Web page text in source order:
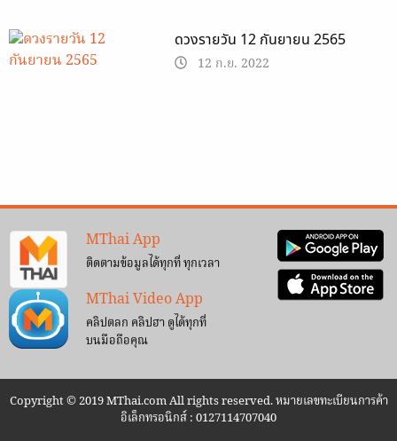
ดวงรายวัน 12 กันยายน 2565
12 ก.ย. 2022
MThai App
ติดตามข้อมูลได้ทุกที่ ทุกเวลา
MThai Video App
คลิปตลก คลิปฮา ดูได้ทุกที่
บนมือถือคุณ
Copyright © 2019 MThai.com All rights reserved. หมายเลขทะเบียนการค้า
อิเล็กทรอนิกส์ : 0127114707040